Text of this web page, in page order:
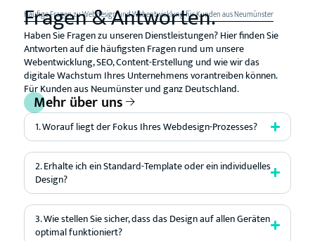
Häufige Fragen zu Webdesign und Webentwicklung für Kunden aus Neumünster
Fragen & Antworten.
Haben Sie Fragen zu unseren Dienstleistungen? Hier finden Sie
Antworten auf die häufigsten Fragen rund um unsere
Webentwicklung, SEO, Content-Erstellung und wie wir das
digitale Wachstum Ihres Unternehmens vorantreiben können.
Für Kunden aus Neumünster und ganz Deutschland.
Mehr über uns
1. Worauf liegt der Fokus Ihres Webdesign-Prozesses?
2. Erhalte ich ein Standard-Template oder ein individuelles
Design?
3. Wie stellen Sie sicher, dass das Design auf allen Geräten
optimal funktioniert?